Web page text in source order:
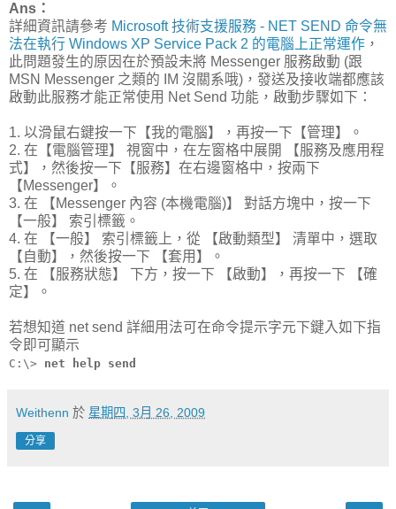
Ans：
詳細資訊請參考 Microsoft 技術支援服務 - NET SEND 命令無
法在執行 Windows XP Service Pack 2 的電腦上正常運作 ，
此問題發生的原因在於預設未將 Messenger 服務啟動 (跟
MSN Messenger 之類的 IM 沒關系哦)，發送及接收端都應該
啟動此服務才能正常使用 Net Send 功能，啟動步驟如下：
1. 以滑鼠右鍵按一下【我的電腦】，再按一下【管理】。
2. 在【電腦管理】 視窗中，在左窗格中展開 【服務及應用程
式】，然後按一下【服務】在右邊窗格中，按兩下
【Messenger】。
3. 在 【Messenger 內容 (本機電腦)】 對話方塊中，按一下
【一般】 索引標籤。
4. 在 【一般】 索引標籤上，從 【啟動類型】 清單中，選取
【自動】，然後按一下 【套用】。
5. 在 【服務狀態】 下方，按一下 【啟動】，再按一下 【確
定】。
若想知道 net send 詳細用法可在命令提示字元下鍵入如下指
令即可顯示
C:\> net help send
Weithenn 於 星期四, 3月 26, 2009
分享